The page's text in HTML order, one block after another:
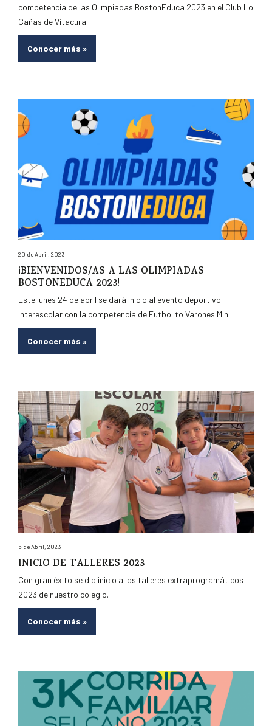
competencia de las Olimpiadas BostonEduca 2023 en el Club Lo
Cañas de Vitacura.
Conocer más »
20 de Abril, 2023
¡BIENVENIDOS/AS A LAS OLIMPIADAS
BOSTONEDUCA 2023!
Este lunes 24 de abril se dará inicio al evento deportivo
interescolar con la competencia de Futbolito Varones Mini.
Conocer más »
5 de Abril, 2023
INICIO DE TALLERES 2023
Con gran éxito se dio inicio a los talleres extraprogramáticos
2023 de nuestro colegio.
Conocer más »